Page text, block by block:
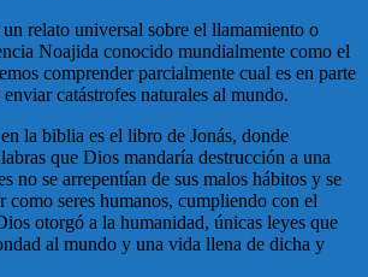
relato universal sobre el llamamiento o
Noajida conocido mundialmente como el
comprender parcialmente cual es en parte
catástrofes naturales al mundo.
la biblia es el libro de Jonás, donde
que Dios mandaría destrucción a una
no se arrepentían de sus malos hábitos y se
como seres humanos, cumpliendo con el
otorgó a la humanidad, únicas leyes que
al mundo y una vida llena de dicha y